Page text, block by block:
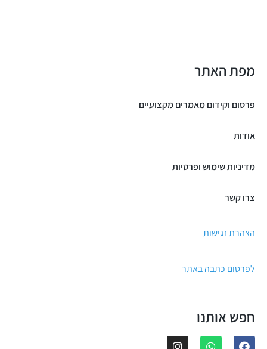
מפת האתר
פרסום וקידום מאמרים מקצועיים
אודות
מדיניות שימוש ופרטיות
צרו קשר
הצהרת נגישות
לפרסום כתבה באתר
חפש אותנו